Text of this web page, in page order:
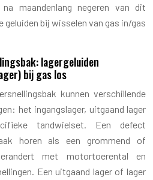
maandenlang negeren van dit
geluiden bij wisselen van gas in/gas
lagergeluiden
bij gas los
kunnen verschillende
het ingangslager, uitgaand lager
tandwielset. Een defect
horen als een grommend of
met motortoerental en
Een uitgaand lager of lager